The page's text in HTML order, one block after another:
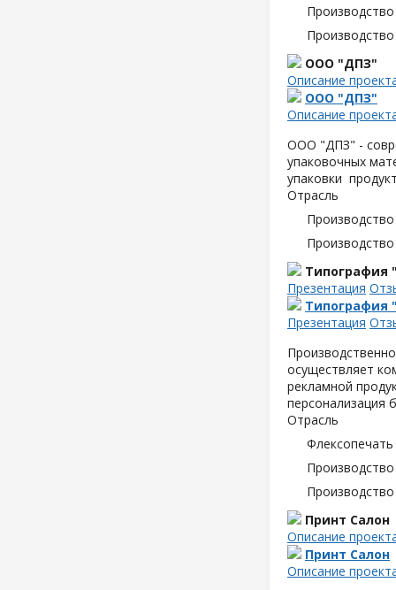
ООО "ДПЗ"
Описание
ООО "ДПЗ"
Описание
ООО "ДПЗ" -
упаковочных
упаковки
Отрасль
Типография
Презентация
Типография
Презентация
осуществляет
рекламной
персонализация
Отрасль
Принт Салон
Описание
Принт Салон
Описание